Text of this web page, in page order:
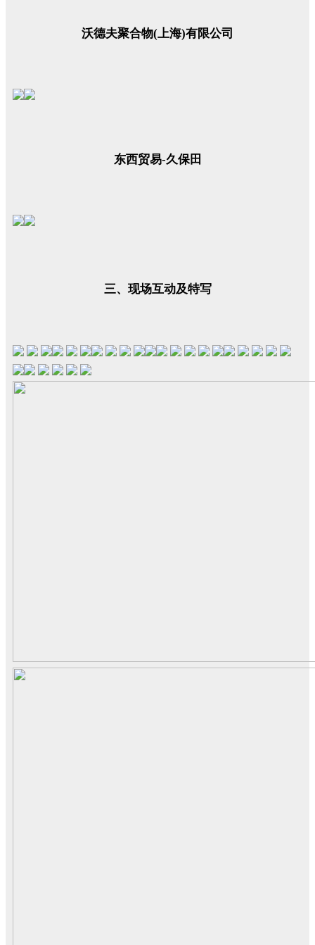
沃德夫聚合物(上海)有限公司
东西贸易-久保田
三、现场互动及特写